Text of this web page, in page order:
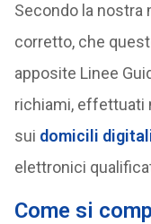
Secondo la nostra
corretto, che
apposite Linee
richiami, effettuati
sui domicili
elettronici
Come si